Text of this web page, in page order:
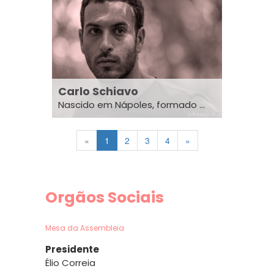
Carlo Schiavo
Nascido em Nápoles, formado ...
« 1 2 3 4 »
Orgãos Sociais
Mesa da Assembleia
Presidente
Élio Correia